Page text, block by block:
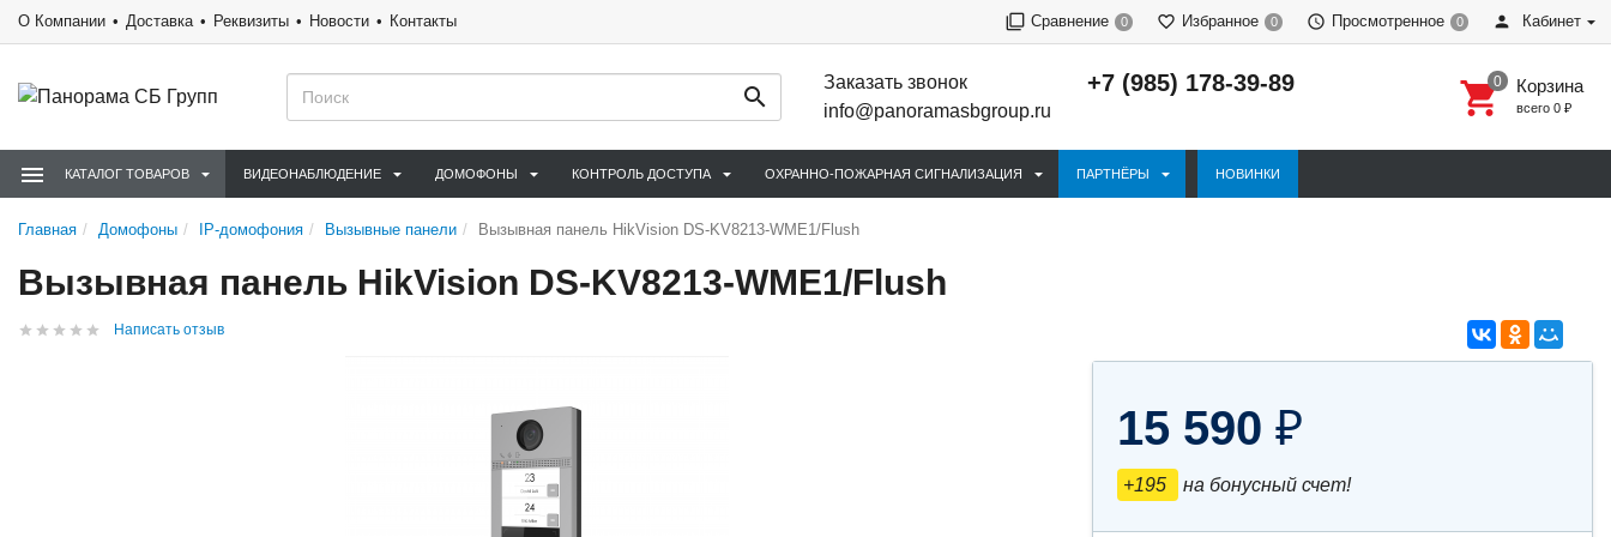
О Компании Доставка Реквизиты Новости Контакты Сравнение 0 Избранное 0 Просмотренное 0 Кабинет
Заказать звонок
info@panoramasbgroup.ru
+7 (985) 178-39-89 Корзина
всего 0 ₽
КАТАЛОГ ТОВАРОВ ВИДЕОНАБЛЮДЕНИЕ ДОМОФОНЫ КОНТРОЛЬ ДОСТУПА ОХРАННО-ПОЖАРНАЯ СИГНАЛИЗАЦИЯ ПАРТНЁРЫ НОВИНКИ
Главная Домофоны IP-домофония Вызывные панели Вызывная панель HikVision DS-KV8213-WME1/Flush
Вызывная панель HikVision DS-KV8213-WME1/Flush
Написать отзыв
15 590 ₽
+195 на бонусный счет!